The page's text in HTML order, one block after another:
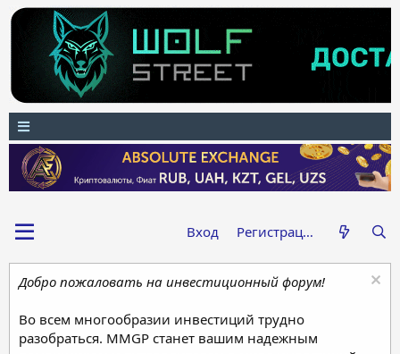
Вход Регистрация
Добро пожаловать на инвестиционный форум!
Во всем многообразии инвестиций трудно
разобраться. MMGP станет вашим надежным